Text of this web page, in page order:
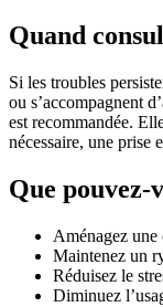
Quand
Si les troubles
ou s’accompagnent
est recommandée.
nécessaire, une prise
Que pouvez-
Aménagez une
Maintenez un
Réduisez le
Diminuez